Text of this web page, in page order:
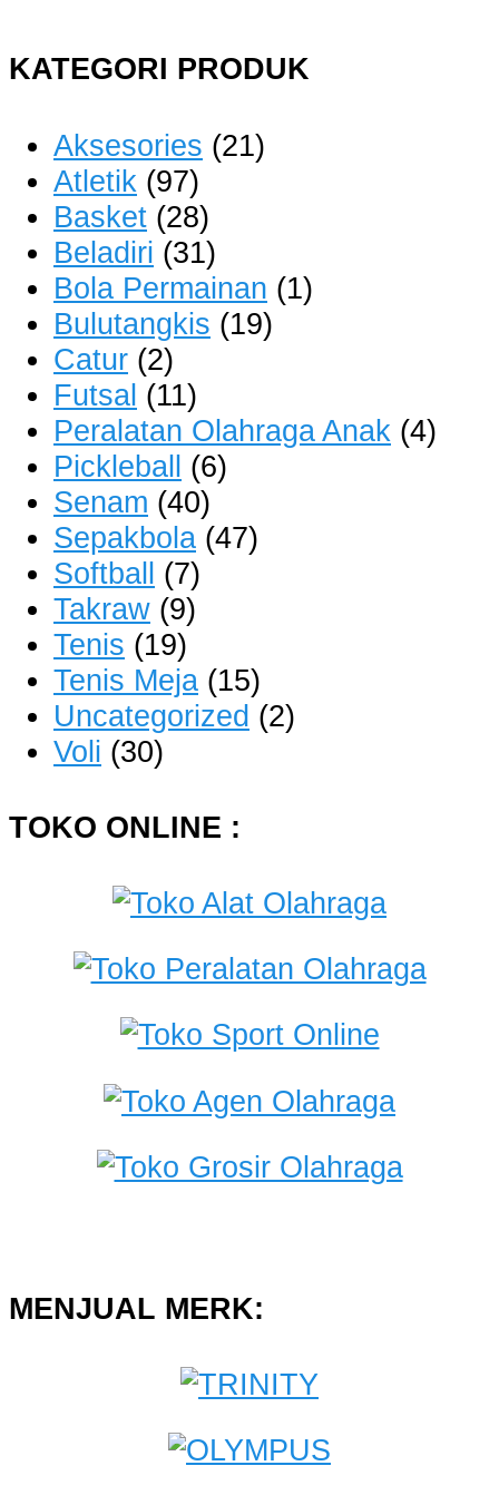
KATEGORI PRODUK
Aksesories (21)
Atletik (97)
Basket (28)
Beladiri (31)
Bola Permainan (1)
Bulutangkis (19)
Catur (2)
Futsal (11)
Peralatan Olahraga Anak (4)
Pickleball (6)
Senam (40)
Sepakbola (47)
Softball (7)
Takraw (9)
Tenis (19)
Tenis Meja (15)
Uncategorized (2)
Voli (30)
TOKO ONLINE :
MENJUAL MERK: